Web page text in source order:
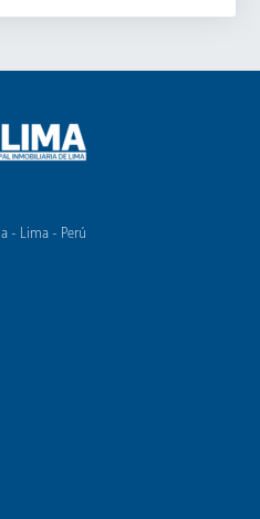
- Lima - Perú